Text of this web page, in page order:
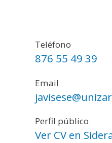
Teléfono
876 55 49 39
Email
Perfil público
Ver CV en